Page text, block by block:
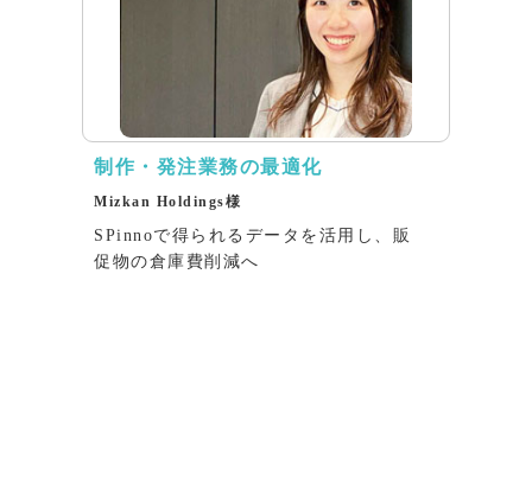
制作・発注業務の最適化
Mizkan Holdings様
SPinnoで得られるデータを活用し、販
促物の倉庫費削減へ